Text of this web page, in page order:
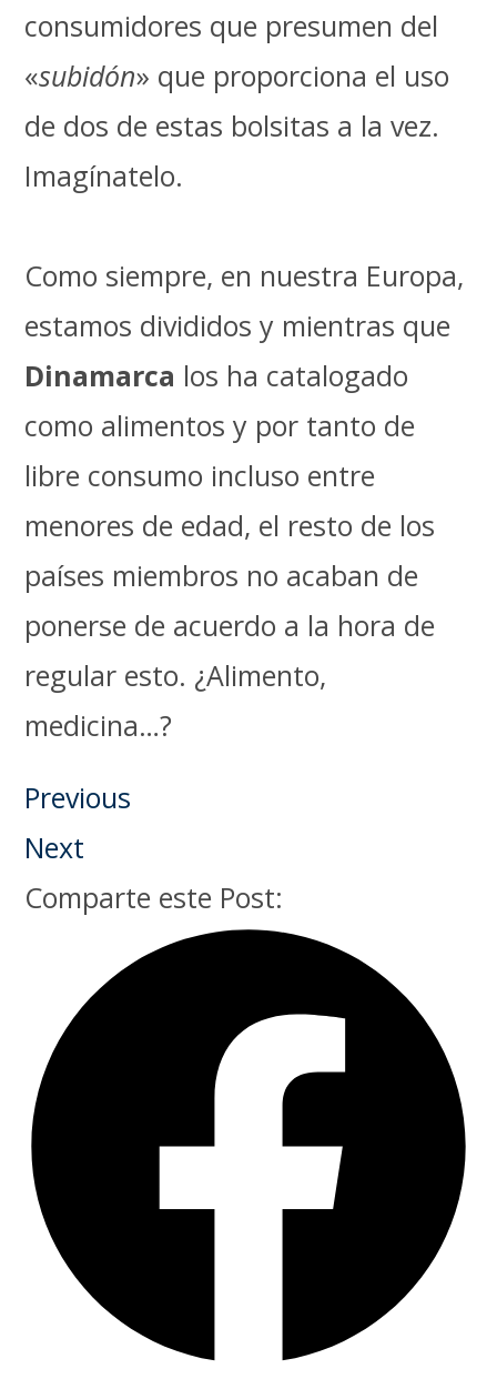
consumidores que presumen del
«subidón» que proporciona el uso
de dos de estas bolsitas a la vez.
Imagínatelo.
Como siempre, en nuestra Europa,
estamos divididos y mientras que
Dinamarca los ha catalogado
como alimentos y por tanto de
libre consumo incluso entre
menores de edad, el resto de los
países miembros no acaban de
ponerse de acuerdo a la hora de
regular esto. ¿Alimento,
medicina…?
Previous
Next
Comparte este Post: